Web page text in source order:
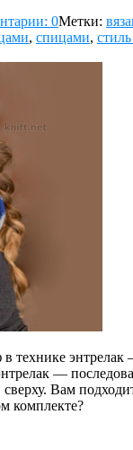
0Метки:
, спицами,
технике энтрелак
—
Вам
комплекте?